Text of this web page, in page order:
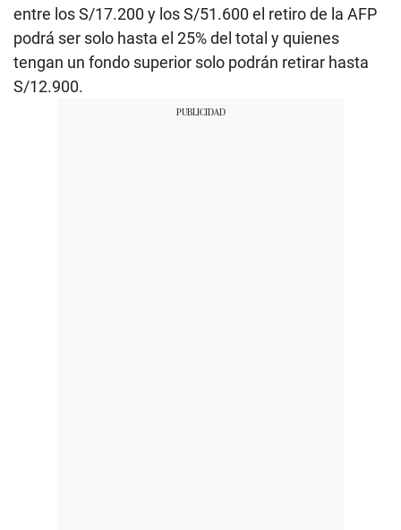
entre los S/17.200 y los S/51.600 el retiro de la AFP
podrá ser solo hasta el 25% del total y quienes
tengan un fondo superior solo podrán retirar hasta
S/12.900.